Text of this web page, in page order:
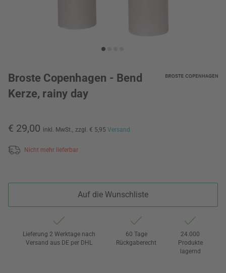
Broste Copenhagen - Bend
Kerze, rainy day
€ 29,00 inkl. MwSt., zzgl. € 5,95 Versand
Nicht mehr lieferbar
Auf die Wunschliste
Lieferung 2 Werktage nach
Versand aus DE per DHL
60 Tage
Rückgaberecht
24.000
Produkte
lagernd